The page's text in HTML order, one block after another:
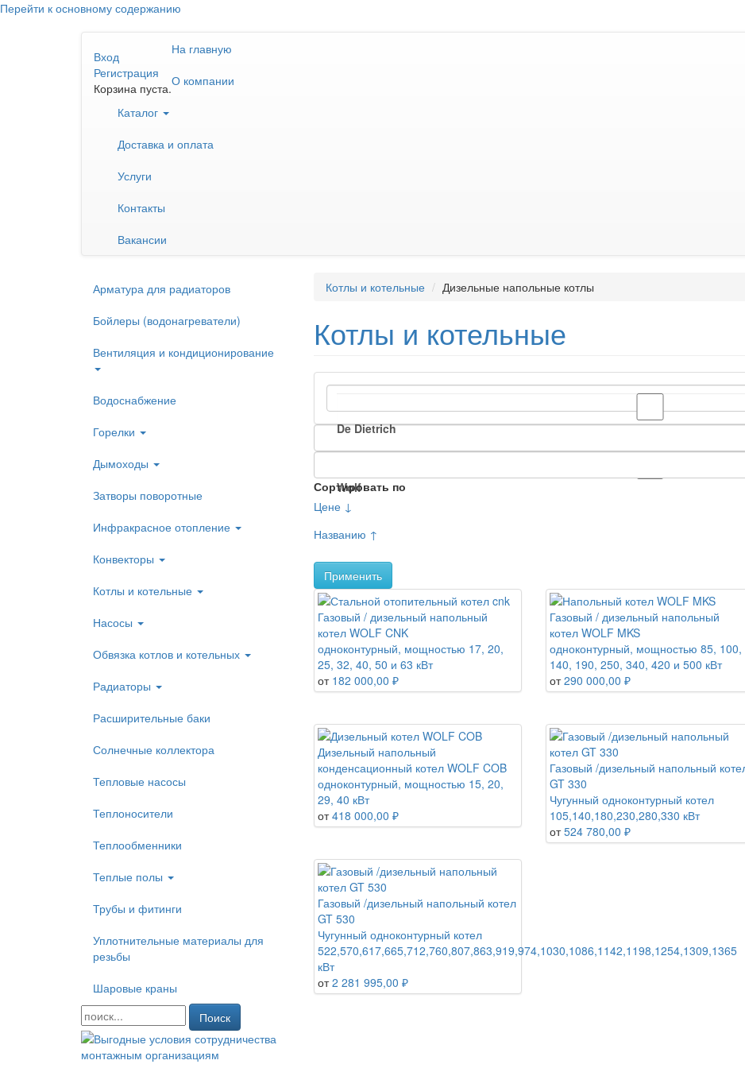
Перейти к основному содержанию
Вход
Регистрация
Корзина пуста.
На главную
О компании
Каталог
Доставка и оплата
Услуги
Контакты
Вакансии
Арматура для радиаторов
Бойлеры (водонагреватели)
Вентиляция и кондиционирование
Водоснабжение
Горелки
Дымоходы
Затворы поворотные
Инфракрасное отопление
Конвекторы
Котлы и котельные
Насосы
Обвязка котлов и котельных
Радиаторы
Расширительные баки
Солнечные коллектора
Тепловые насосы
Теплоносители
Теплообменники
Теплые полы
Трубы и фитинги
Уплотнительные материалы для
резьбы
Шаровые краны
Поиск
Котлы и котельные Дизельные напольные котлы
Котлы и котельные
De Dietrich
Wolf
Сортировать по
Цене ↓
Названию ↑
Применить
Газовый / дизельный напольный
котел WOLF CNK
одноконтурный, мощностью 17, 20,
25, 32, 40, 50 и 63 кВт
от 182 000,00 ₽
Газовый / дизельный напольный
котел WOLF MKS
одноконтурный, мощностью 85, 100,
140, 190, 250, 340, 420 и 500 кВт
от 290 000,00 ₽
Дизельный напольный
конденсационный котел WOLF COB
одноконтурный, мощностью 15, 20,
29, 40 кВт
от 418 000,00 ₽
Газовый /дизельный напольный
GT 330
Чугунный одноконтурный котел
105,140,180,230,280,330 кВт
от 524 780,00 ₽
Газовый /дизельный напольный котел
GT 530
Чугунный одноконтурный котел
522,570,617,665,712,760,807,863,919,974,1030,1086,1142,1198,1254,1309,1365
кВт
от 2 281 995,00 ₽